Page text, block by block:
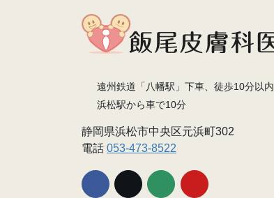
遠州鉄道「八幡駅」下車、徒歩10分以内
浜松駅から車で10分
静岡県浜松市中央区元浜町302
電話 053-473-8522